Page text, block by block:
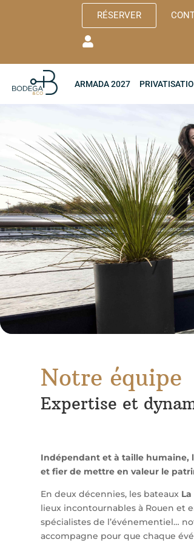
RÉSERVER
ARMADA 2027
Notre équipe
Expertise et
Indépendant et à taille humaine,
et fier de mettre en valeur le
En deux décennies, les bateaux
lieux incontournables à Rouen et
spécialistes de l’événementiel…
accompagne pour que chaque